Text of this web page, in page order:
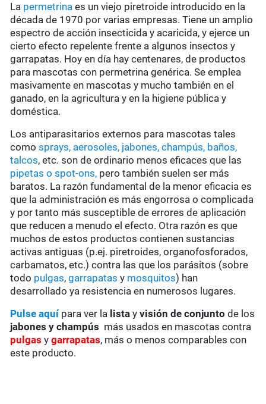
La permetrina es un viejo piretroide introducido en la
década de 1970 por varias empresas. Tiene un amplio
espectro de acción insecticida y acaricida, y ejerce un
cierto efecto repelente frente a algunos insectos y
garrapatas. Hoy en día hay centenares, de productos
para mascotas con permetrina genérica. Se emplea
masivamente en mascotas y mucho también en el
ganado, en la agricultura y en la higiene pública y
doméstica.
Los antiparasitarios externos para mascotas tales
comosprays, aerosoles, jabones, champús, baños,
talcos, etc. son de ordinario menos eficaces que las
pipetas o spot-ons, pero también suelen ser más
baratos. La razón fundamental de la menor eficacia es
que la administración es más engorrosa o complicada
y por tanto más susceptible de errores de aplicación
que reducen a menudo el efecto. Otra razón es que
muchos de estos productos contienen sustancias
activas antiguas (p.ej. piretroides, organofosforados,
carbamatos, etc.) contra las que los parásitos (sobre
todo pulgas,garrapatas y mosquitos) han
desarrollado ya resistencia en numerosos lugares.
Pulse aquípara ver la lista yvisión de conjunto de los
jabones y champús más usados en mascotas contra
pulgas ygarrapatas, más o menos comparables con
este producto.